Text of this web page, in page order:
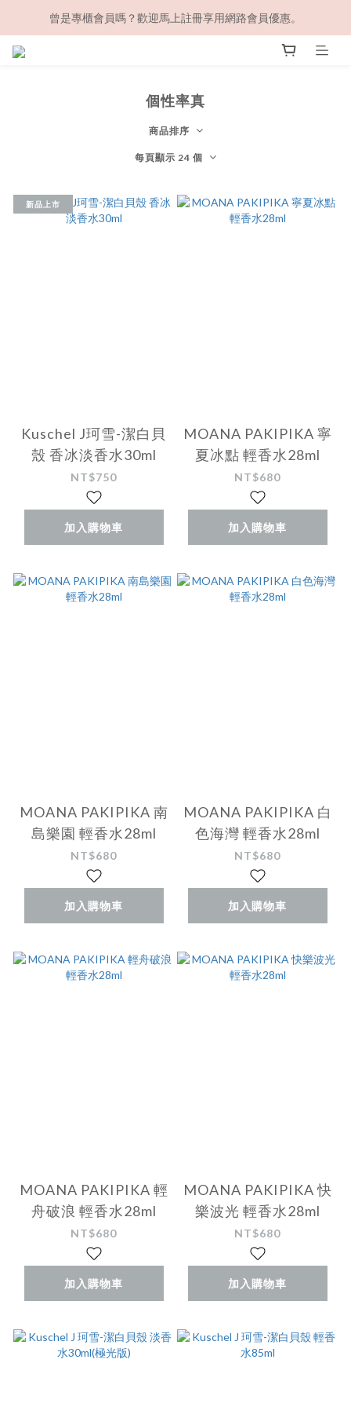
曾是專櫃會員嗎？歡迎馬上註冊享用網路會員優惠。
個性率真
商品排序
每頁顯示 24 個
新品上市
Kuschel J珂雪-潔白貝
殼 香冰淡香水30ml
NT$750
加入購物車
MOANA PAKIPIKA 寧
夏冰點 輕香水28ml
NT$680
加入購物車
MOANA PAKIPIKA 南
島樂園 輕香水28ml
NT$680
加入購物車
MOANA PAKIPIKA 白
色海灣 輕香水28ml
NT$680
加入購物車
MOANA PAKIPIKA 輕
舟破浪 輕香水28ml
NT$680
加入購物車
MOANA PAKIPIKA 快
樂波光 輕香水28ml
NT$680
加入購物車